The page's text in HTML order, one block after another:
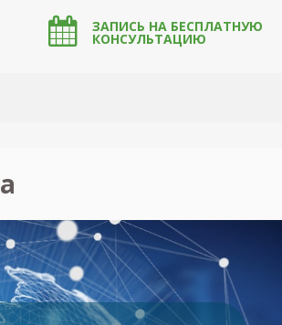
ЗАПИСЬ НА БЕСПЛАТНУЮ
КОНСУЛЬТАЦИЮ